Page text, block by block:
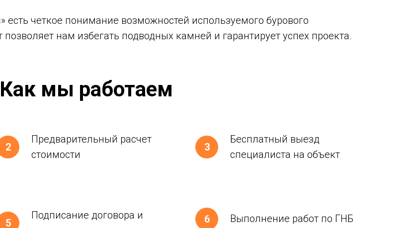
четкое понимание возможностей используемого бурового
нам избегать подводных камней и гарантирует успех проекта.
Как мы работаем
Предварительный расчет
стоимости
Бесплатный выезд
специалиста на объект
Подписание договора и
Выполнение работ по ГНБ